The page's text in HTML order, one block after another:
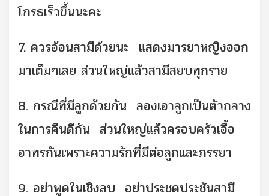
โกรธเร็วขึ้นนะคะ
7. ควรอ้อนสามีด้วยนะ แสดงมารยาหญิงออก
มาเต็มๆเลย ส่วนใหญ่แล้วสามีสยบทุกราย
8. กรณีที่มีลูกด้วยกัน ลองเอาลูกเป็นตัวกลาง
ในการคืนดีกัน ส่วนใหญ่แล้วครอบครัวเอื้อ
อาทรกันเพราะความรักที่มีต่อลูกและภรรยา
9. อย่าพูดในเชิงลบ อย่าประชดประชันสามี